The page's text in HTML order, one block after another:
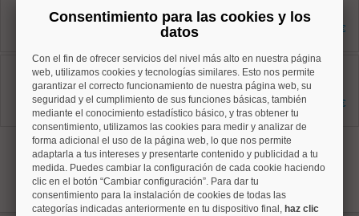
21 m²
0 dormitorios
1 baños
170.000 €
Centro, Palacio
Ref: 10008844
76 m²
1 dormitorios
1 baños
174.000 €
1
Consentimiento para las cookies y los
datos
Con el fin de ofrecer servicios del nivel más alto en nuestra página
web, utilizamos cookies y tecnologías similares. Esto nos permite
garantizar el correcto funcionamiento de nuestra página web, su
seguridad y el cumplimiento de sus funciones básicas, también
mediante el conocimiento estadístico básico, y tras obtener tu
consentimiento, utilizamos las cookies para medir y analizar de
forma adicional el uso de la página web, lo que nos permite
adaptarla a tus intereses y presentarte contenido y publicidad a tu
medida. Puedes cambiar la configuración de cada cookie haciendo
clic en el botón “Cambiar configuración”. Para dar tu
consentimiento para la instalación de cookies de todas las
categorías indicadas anteriormente en tu dispositivo final, haz clic